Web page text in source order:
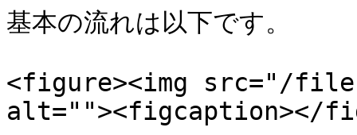
基本の流れは以下です。
<figure><img src="/files/
alt=""><figcaption></